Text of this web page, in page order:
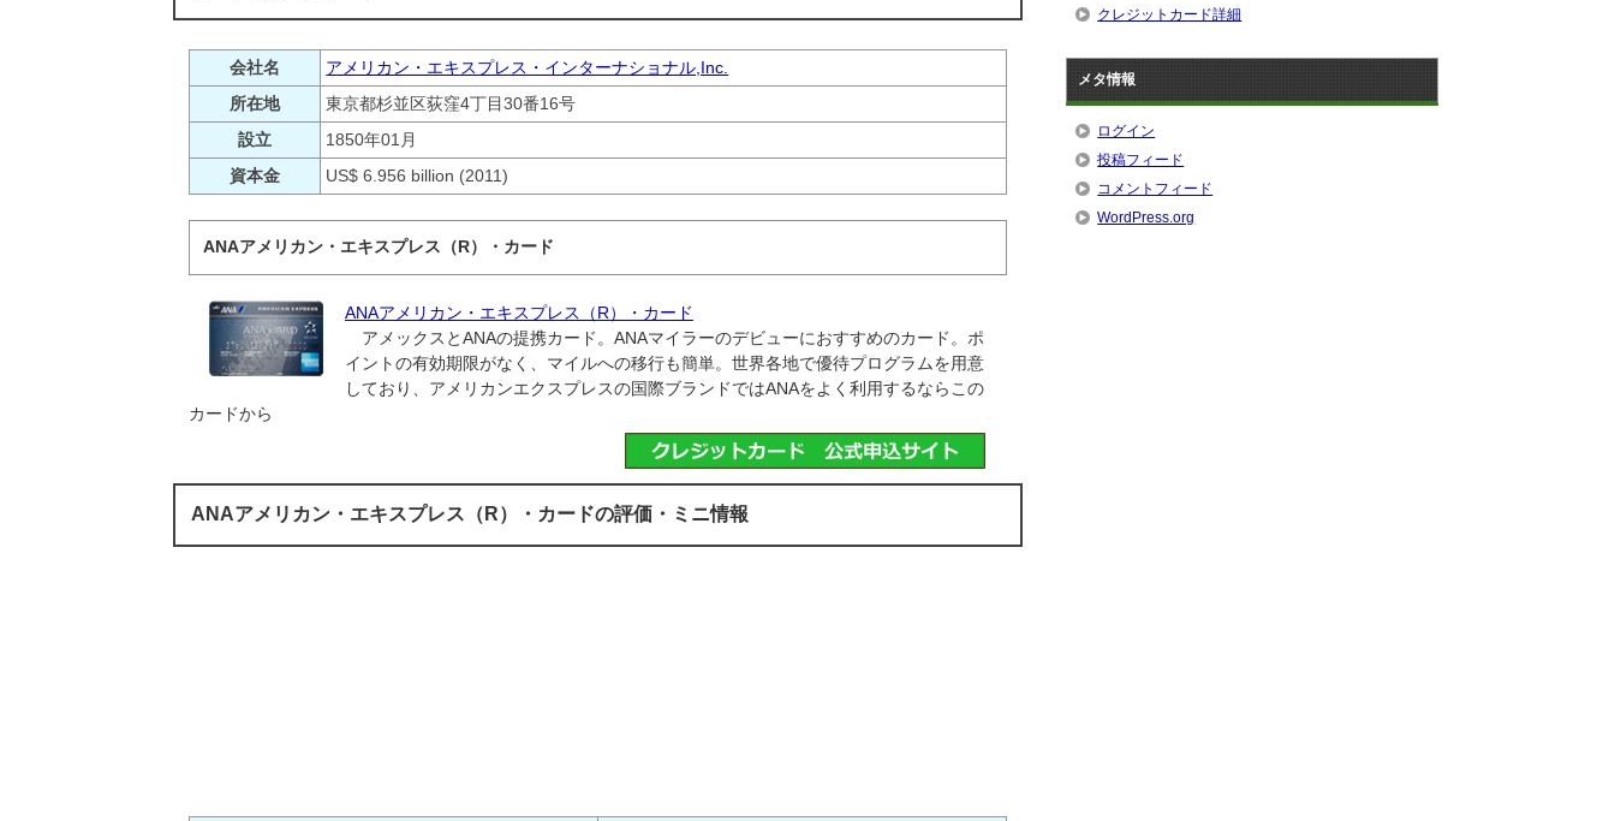
会社名
アメリカン・エキスプレス・インターナショナル,Inc.
所在地
東京都杉並区荻窪4丁目30番16号
設立
1850年01月
資本金
US$ 6.956 billion (2011)
ANAアメリカン・エキスプレス（R）・カード
ANAアメリカン・エキスプレス（R）・カード
アメックスとANAの提携カード。ANAマイラーのデビューにおすすめのカード。ポ
イントの有効期限がなく、マイルへの移行も簡単。世界各地で優待プログラムを用意
しており、アメリカンエクスプレスの国際ブランドではANAをよく利用するならこの
カードから
ANAアメリカン・エキスプレス（R）・カードの評価・ミニ情報
クレジットカード詳細
メタ情報
ログイン
投稿フィード
コメントフィード
WordPress.org